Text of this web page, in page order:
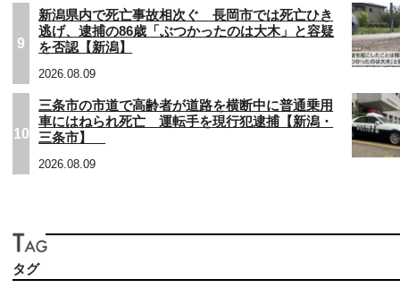
9
新潟県内で死亡事故相次ぐ 長岡市では死亡ひき
逃げ、逮捕の86歳「ぶつかったのは大木」と容疑
を否認【新潟】
2026.08.09
10
三条市の市道で高齢者が道路を横断中に普通乗用
車にはねられ死亡 運転手を現行犯逮捕【新潟・
三条市】
2026.08.09
タグ